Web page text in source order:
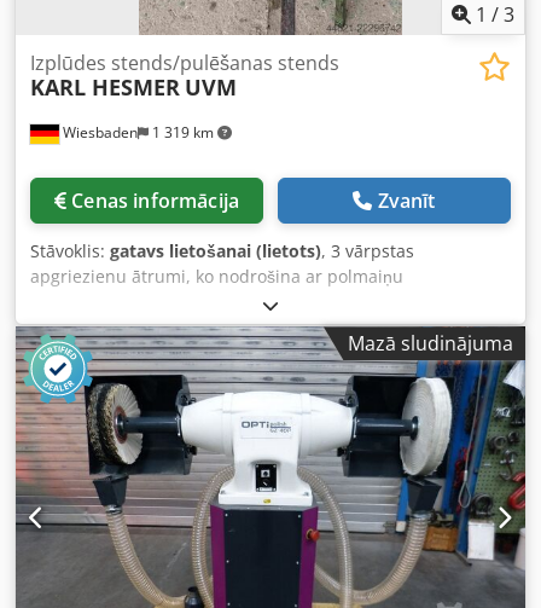
1 /3
Wiesbaden 1 319 km
Izplūdes stends/pulēšanas stends
KARL HESMER UVM
Cenas informācija Zvanīt
Stāvoklis: gatavs lietošanai (lietots), 3 vārpstas
apgriezienu ātrumi, ko nodrošina ar polmaiņu
pārslēdzams motors: 700, 950 un 1400 apgr./min.
atbilstošā piedziņas jauda: 0,37/0,45/0,55 kW Cedpfx
Aozkrghsc Tsrf elektriskais pieslēgums: 380 V vārpstas
diametrs: 35 mm izmēri: 1000 x 570 x 1150 mm svars: 84 kg
Mazā sludinājuma